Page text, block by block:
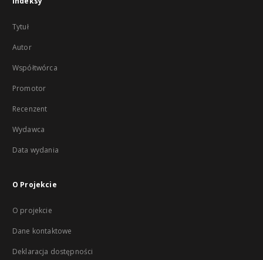
Tytuł
Autor
Współtwórca
Promotor
Recenzent
Wydawca
Data wydania
O Projekcie
O projekcie
Dane kontaktowe
Deklaracja dostępności